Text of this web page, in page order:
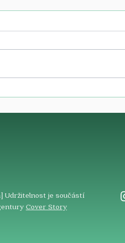
Udržitelnost je součástí
Cover Story